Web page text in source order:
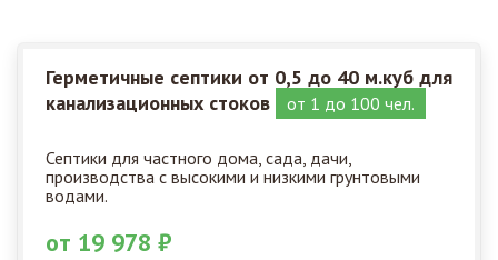
Герметичные септики от 0,5 до 40 м.куб для
канализационных стоков
от 1 до 100 чел.
Септики для частного дома, сада, дачи,
производства с высокими и низкими грунтовыми
водами.
от 19 978 ₽